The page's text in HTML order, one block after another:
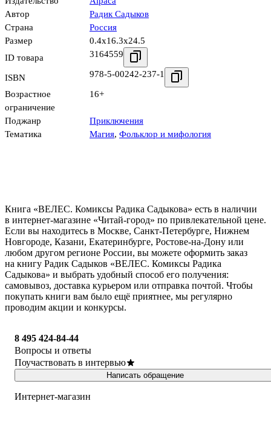
Автор
Радик Садыков
Страна
Россия
Размер
0.4x16.3x24.5
ID товара
3164559
ISBN 978-5-00242-237-1
Возрастное
ограничение
16+
Поджанр
Приключения
Тематика
Магия, Фольклор и мифология
Книга «ВЕЛЕС. Комиксы Радика Садыкова» есть в наличии
в интернет-магазине «Читай-город» по привлекательной цене.
Если вы находитесь в Москве, Санкт-Петербурге, Нижнем
Новгороде, Казани, Екатеринбурге, Ростове-на-Дону или
любом другом регионе России, вы можете оформить заказ
на книгу Радик Садыков «ВЕЛЕС. Комиксы Радика
Садыкова» и выбрать удобный способ его получения:
самовывоз, доставка курьером или отправка почтой. Чтобы
покупать книги вам было ещё приятнее, мы регулярно
проводим акции и конкурсы.
8 495 424-84-44
Вопросы и ответы
Поучаствовать в интервью
Написать обращение
Интернет-магазин